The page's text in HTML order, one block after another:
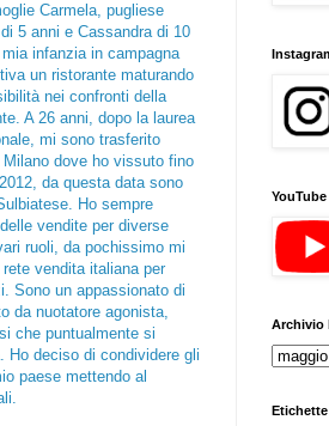
Carmela, pugliese
5 anni e Cassandra di 10
infanzia in campagna
un ristorante maturando
nei confronti della
A 26 anni, dopo la laurea
mi sono trasferito
dove ho vissuto fino
da questa data sono
Ho sempre
vendite per diverse
ruoli, da pochissimo mi
vendita italiana per
Sono un appassionato di
da nuotatore agonista,
che puntualmente si
Ho deciso di condividere gli
paese mettendo al
YouTube
Archivio
Etichette